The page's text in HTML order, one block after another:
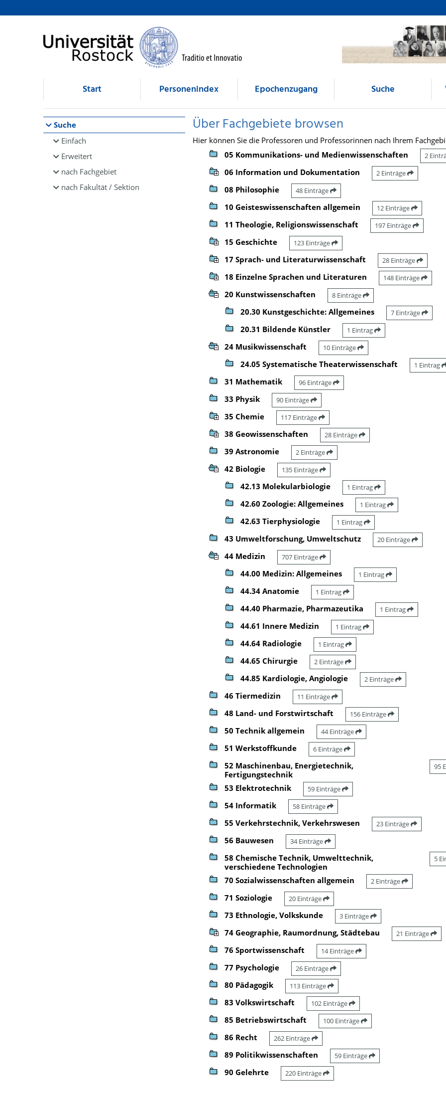
Browsen
direkt zum Inhalt
Start Personenindex Epochenzugang Suche
Suche
Einfach
Erweitert
nach Fachgebiet
nach Fakultät / Sektion
Über Fachgebiete browsen
Hier können Sie die Professoren und Professorinnen nach Ihrem
05 Kommunikations- und Medienwissenschaften
2
06 Information und Dokumentation 2 Einträge
08 Philosophie 48 Einträge
10 Geisteswissenschaften allgemein 12 Einträge
11 Theologie, Religionswissenschaft 197 Einträge
15 Geschichte 123 Einträge
17 Sprach- und Literaturwissenschaft 28 Einträge
18 Einzelne Sprachen und Literaturen 148 Einträge
20 Kunstwissenschaften 8 Einträge
20.30 Kunstgeschichte: Allgemeines 7 Einträge
20.31 Bildende Künstler 1 Eintrag
24 Musikwissenschaft 10 Einträge
24.05 Systematische Theaterwissenschaft 1 Eintrag
31 Mathematik 96 Einträge
33 Physik 90 Einträge
35 Chemie 117 Einträge
38 Geowissenschaften 28 Einträge
39 Astronomie 2 Einträge
42 Biologie 135 Einträge
42.13 Molekularbiologie 1 Eintrag
42.60 Zoologie: Allgemeines 1 Eintrag
42.63 Tierphysiologie 1 Eintrag
43 Umweltforschung, Umweltschutz 20 Einträge
44 Medizin 707 Einträge
44.00 Medizin: Allgemeines 1 Eintrag
44.34 Anatomie 1 Eintrag
44.40 Pharmazie, Pharmazeutika 1 Eintrag
44.61 Innere Medizin 1 Eintrag
44.64 Radiologie 1 Eintrag
44.65 Chirurgie 2 Einträge
44.85 Kardiologie, Angiologie 2 Einträge
46 Tiermedizin 11 Einträge
48 Land- und Forstwirtschaft 156 Einträge
50 Technik allgemein 44 Einträge
51 Werkstoffkunde 6 Einträge
52 Maschinenbau, Energietechnik,
Fertigungstechnik
95
53 Elektrotechnik 59 Einträge
54 Informatik 58 Einträge
55 Verkehrstechnik, Verkehrswesen 23 Einträge
56 Bauwesen 34 Einträge
58 Chemische Technik, Umwelttechnik,
verschiedene Technologien
5
70 Sozialwissenschaften allgemein 2 Einträge
71 Soziologie 20 Einträge
73 Ethnologie, Volkskunde 3 Einträge
74 Geographie, Raumordnung, Städtebau 21 Einträge
76 Sportwissenschaft 14 Einträge
77 Psychologie 26 Einträge
80 Pädagogik 113 Einträge
83 Volkswirtschaft 102 Einträge
85 Betriebswirtschaft 100 Einträge
86 Recht 262 Einträge
89 Politikwissenschaften 59 Einträge
90 Gelehrte 220 Einträge